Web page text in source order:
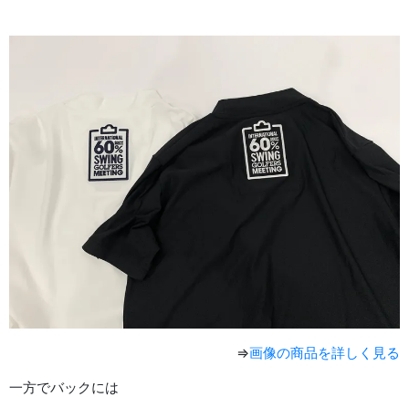
⇒画像の商品を詳しく見る
一方でバックには